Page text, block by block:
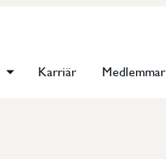
Karriär Medlemmar